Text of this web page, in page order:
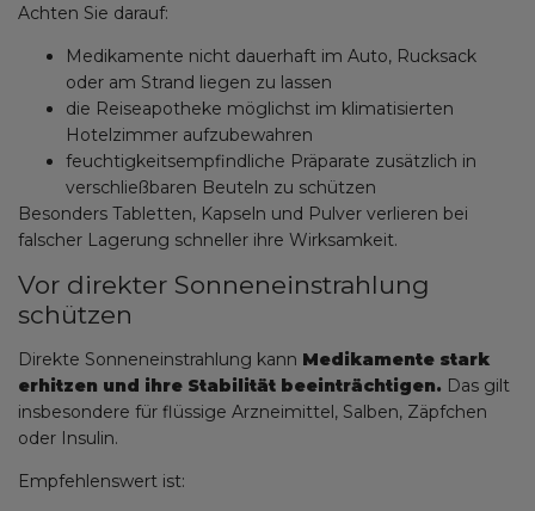
Achten Sie darauf:
Medikamente nicht dauerhaft im Auto, Rucksack
oder am Strand liegen zu lassen
die Reiseapotheke möglichst im klimatisierten
Hotelzimmer aufzubewahren
feuchtigkeitsempfindliche Präparate zusätzlich in
verschließbaren Beuteln zu schützen
Besonders Tabletten, Kapseln und Pulver verlieren bei
falscher Lagerung schneller ihre Wirksamkeit.
Vor direkter Sonneneinstrahlung
schützen
Direkte Sonneneinstrahlung kann Medikamente stark
erhitzen und ihre Stabilität beeinträchtigen. Das gilt
insbesondere für flüssige Arzneimittel, Salben, Zäpfchen
oder Insulin.
Empfehlenswert ist: